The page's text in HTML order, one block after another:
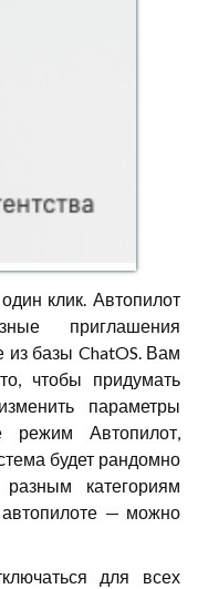
клик. Автопилот
приглашения
из базы ChatOS. Вам
чтобы придумать
параметры
режим Автопилот,
будет рандомно
категориям
— можно
для всех